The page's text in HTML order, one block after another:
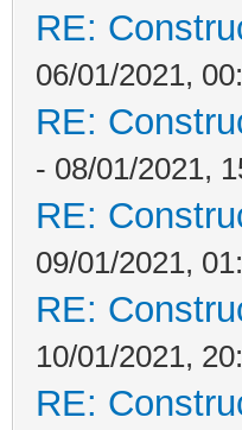
RE:
06/01/2021,
RE:
- 08/01/2021,
RE:
09/01/2021,
RE:
10/01/2021,
RE: